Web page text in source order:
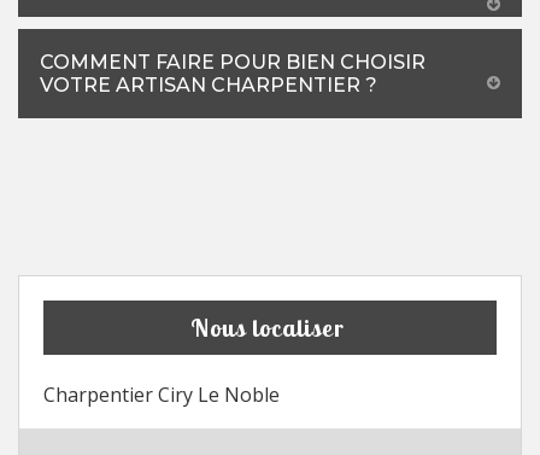
COMMENT FAIRE POUR BIEN CHOISIR
VOTRE ARTISAN CHARPENTIER ?
Nous localiser
Charpentier Ciry Le Noble